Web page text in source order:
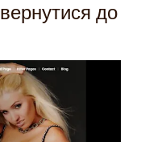
до